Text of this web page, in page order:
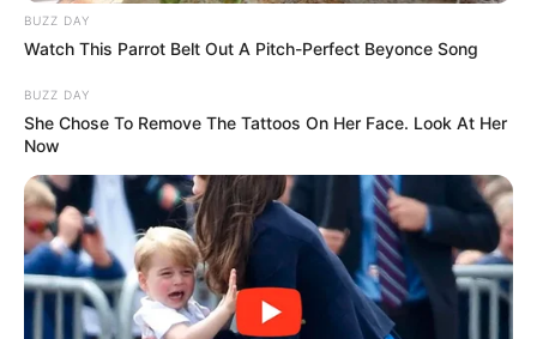
BUZZ DAY
Watch This Parrot Belt Out A Pitch-Perfect Beyonce Song
BUZZ DAY
She Chose To Remove The Tattoos On Her Face. Look At Her
Now